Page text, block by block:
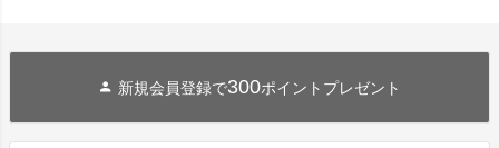
新規会員登録で300ポイントプレゼント